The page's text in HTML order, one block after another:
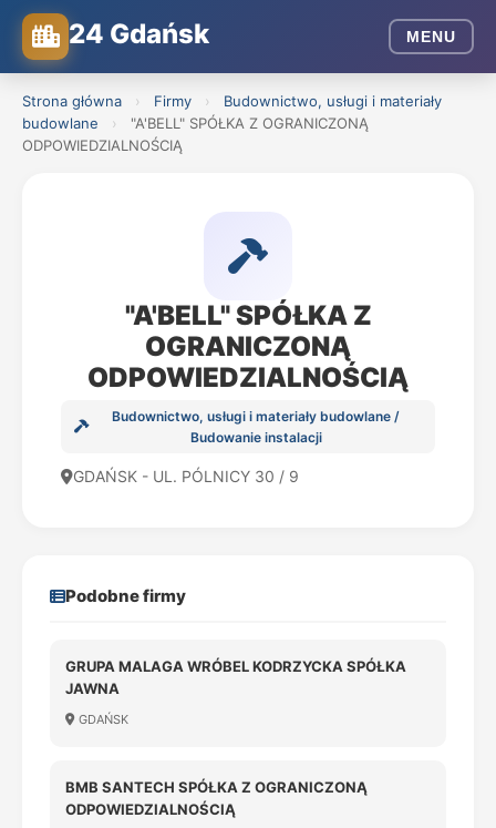
24 Gdańsk MENU
Strona główna › Firmy ›
Budownictwo, usługi i materiały
budowlane
›
"A'BELL" SPÓŁKA Z OGRANICZONĄ
ODPOWIEDZIALNOŚCIĄ
"A'BELL" SPÓŁKA Z
OGRANICZONĄ
ODPOWIEDZIALNOŚCIĄ
Budownictwo, usługi i materiały budowlane /
Budowanie instalacji
GDAŃSK - UL. PÓLNICY 30 / 9
Podobne firmy
GRUPA MALAGA WRÓBEL KODRZYCKA SPÓŁKA
JAWNA
GDAŃSK
BMB SANTECH SPÓŁKA Z OGRANICZONĄ
ODPOWIEDZIALNOŚCIĄ